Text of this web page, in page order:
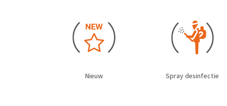
Nieuw Spray desinfectie